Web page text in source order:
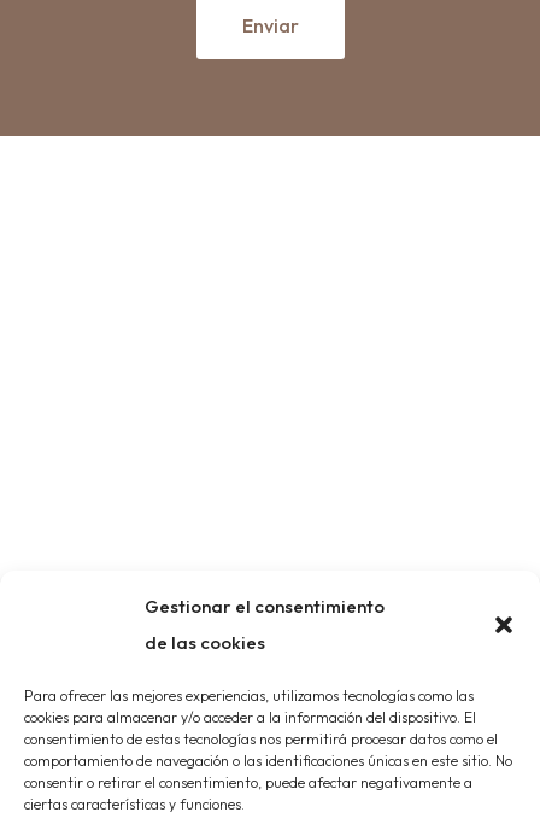
Gestionar el consentimiento
de las cookies
Para ofrecer las mejores experiencias, utilizamos tecnologías como las
cookies para almacenar y/o acceder a la información del dispositivo. El
consentimiento de estas tecnologías nos permitirá procesar datos como el
comportamiento de navegación o las identificaciones únicas en este sitio. No
consentir o retirar el consentimiento, puede afectar negativamente a
ciertas características y funciones.